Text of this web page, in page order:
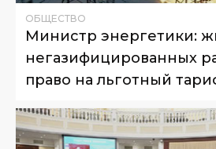
ОБЩЕСТВО
Министр энергетики:
негазифицированных
право на льготный